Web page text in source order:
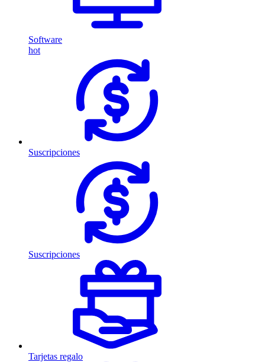
Software
hot
Suscripciones
Suscripciones
Tarjetas regalo